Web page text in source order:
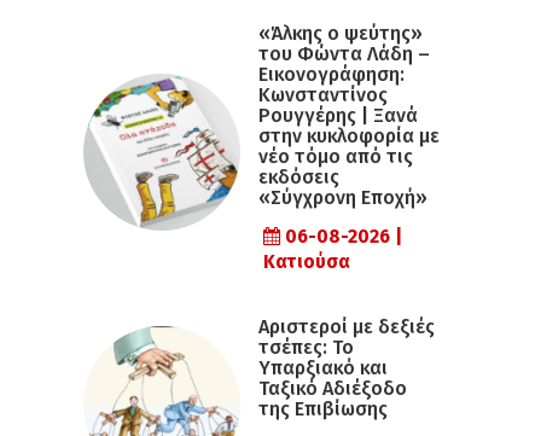
«Άλκης ο ψεύτης»
του Φώντα Λάδη –
Εικονογράφηση:
Κωνσταντίνος
Ρουγγέρης | Ξανά
στην κυκλοφορία με
νέο τόμο από τις
εκδόσεις
«Σύγχρονη Εποχή»
06-08-2026 |
Κατιούσα
Αριστεροί με δεξιές
τσέπες: Το
Υπαρξιακό και
Ταξικό Αδιέξοδο
της Επιβίωσης